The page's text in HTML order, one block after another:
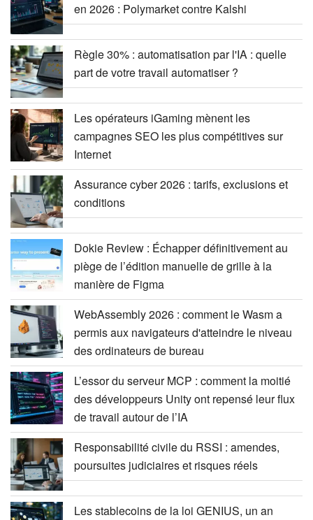
en 2026 : Polymarket contre Kalshi
Règle 30% : automatisation par l'IA : quelle
part de votre travail automatiser ?
Les opérateurs iGaming mènent les
campagnes SEO les plus compétitives sur
Internet
Assurance cyber 2026 : tarifs, exclusions et
conditions
Dokie Review : Échapper définitivement au
piège de l’édition manuelle de grille à la
manière de Figma
WebAssembly 2026 : comment le Wasm a
permis aux navigateurs d'atteindre le niveau
des ordinateurs de bureau
L’essor du serveur MCP : comment la moitié
des développeurs Unity ont repensé leur flux
de travail autour de l’IA
Responsabilité civile du RSSI : amendes,
poursuites judiciaires et risques réels
Les stablecoins de la loi GENIUS, un an